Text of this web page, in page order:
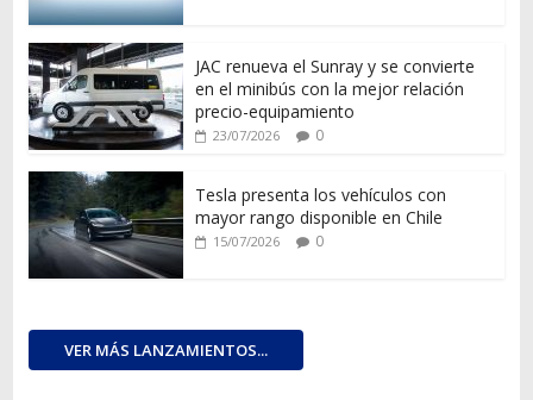
JAC renueva el Sunray y se convierte
en el minibús con la mejor relación
precio-equipamiento
23/07/2026 0
Tesla presenta los vehículos con
mayor rango disponible en Chile
15/07/2026 0
VER MÁS LANZAMIENTOS...